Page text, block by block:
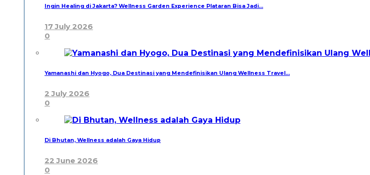
Ingin Healing di Jakarta? Wellness Garden Experience Plataran Bisa Jadi…
17 July 2026
0
Yamanashi dan Hyogo, Dua Destinasi yang Mendefinisikan Ulang Wellness Travel…
2 July 2026
0
Di Bhutan, Wellness adalah Gaya Hidup
22 June 2026
0